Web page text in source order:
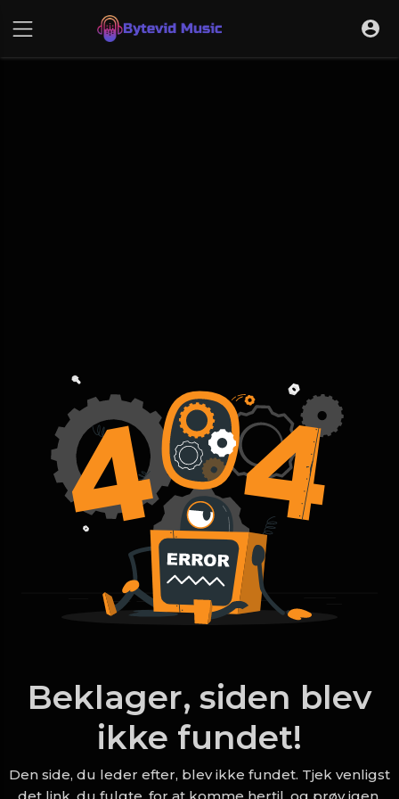
Beklager, siden blev
ikke fundet!
Den side, du leder efter, blev ikke fundet. Tjek venligst